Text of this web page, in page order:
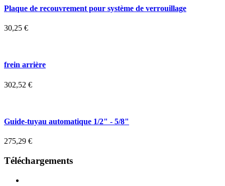
Plaque de recouvrement pour système de verrouillage
30,25 €
frein arrière
302,52 €
Guide-tuyau automatique 1/2" - 5/8"
275,29 €
Téléchargements